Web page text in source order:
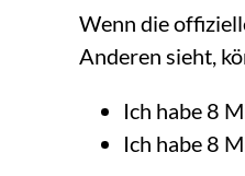
Wenn die
Anderen sieht,
Ich habe 8
Ich habe 8